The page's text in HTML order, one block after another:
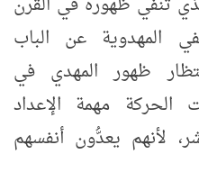
المهدوية عن الباب
ظهور المهدي في
الحركة مهمة الإعداد
لأنهم يعدُّون أنفسهم